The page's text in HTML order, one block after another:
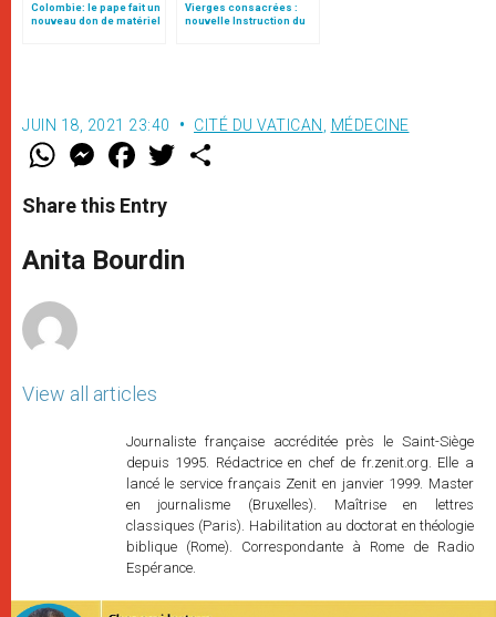
Colombie: le pape fait un
nouveau don de matériel
Vierges consacrées :
nouvelle Instruction du
JUIN 18, 2021 23:40 CITÉ DU VATICAN MÉDECINE
W
t
s
p
p
M
e
s
e
g
e
F
a
e
b
o
k
w
r
Share this Entry
Anita Bourdin
View all articles
Journaliste française accréditée près le Saint-Siège
depuis 1995. Rédactrice en chef de fr.zenit.org. Elle a
lancé le service français Zenit en janvier 1999. Master
en journalisme (Bruxelles). Maîtrise en lettres
classiques (Paris). Habilitation au doctorat en théologie
biblique (Rome). Correspondante à Rome de Radio
Espérance.